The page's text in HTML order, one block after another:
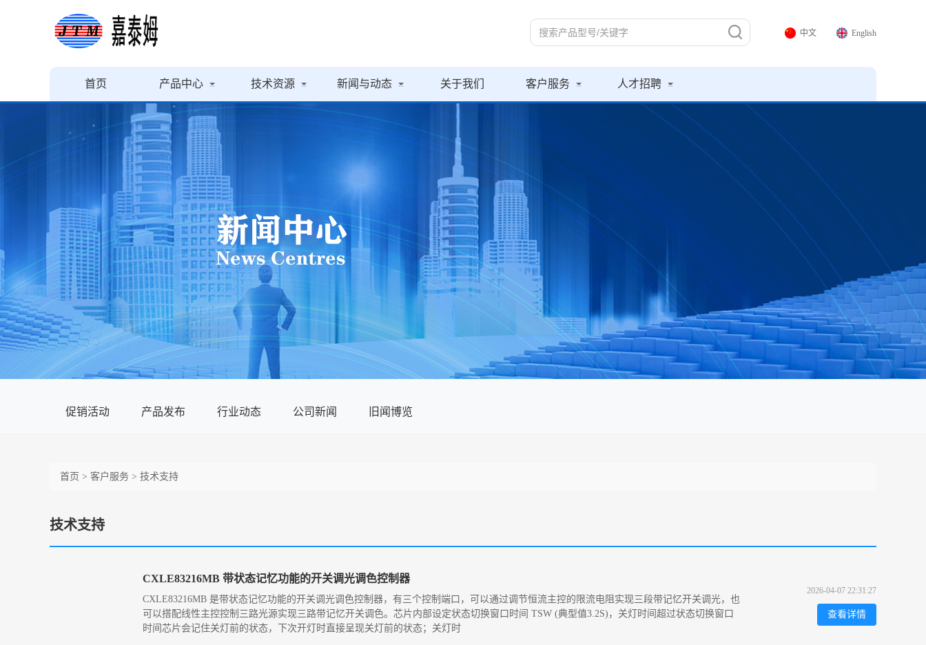
中文 English
首页 产品中心 技术资源 新闻与动态 关于我们 客户服务 人才招聘
促销活动 产品发布 行业动态 公司新闻 旧闻博览
首页 > 客户服务 > 技术支持
技术支持
CXLE83216MB 带状态记忆功能的开关调光调色控制器
CXLE83216MB 是带状态记忆功能的开关调光调色控制器，有三个控制端口，可以通过调节恒流主控的限流电阻实现三段带记忆开关调光，也
可以搭配线性主控控制三路光源实现三路带记忆开关调色。芯片内部设定状态切换窗口时间 TSW (典型值3.2S)，关灯时间超过状态切换窗口
时间芯片会记住关灯前的状态，下次开灯时直接呈现关灯前的状态；关灯时
2026-04-07 22:31:27
查看详情